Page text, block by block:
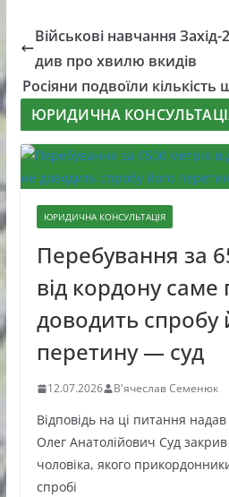
Військові навчання
див про хвилю вкидів
Росіяни подвоїли
ЮРИДИЧНА
ЮРИДИЧНА КОНСУЛЬТАЦІЯ
Перебування за
від кордону саме
доводить спробу
перетину — суд
12.07.2026 В'ячеслав Семенюк
Відповідь на ці питання
Олег Анатолійович Суд
чоловіка, якого
спробі